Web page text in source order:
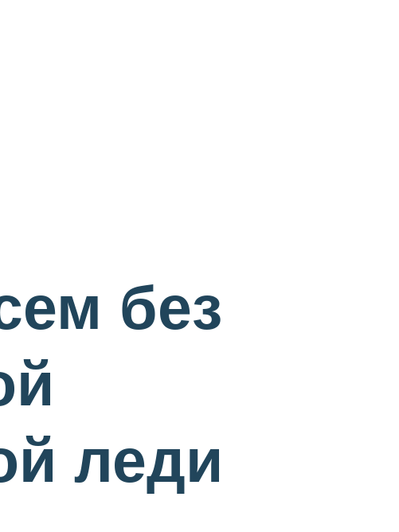
без
леди